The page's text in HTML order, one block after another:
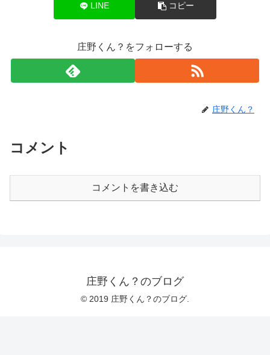
LINE コピー
庄野くん？をフォローする
庄野くん？
コメント
コメントを書き込む
庄野くん？のブログ
© 2019 庄野くん？のブログ.